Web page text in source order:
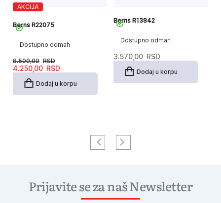
Dostupno odmah
AKCIJA
Berns R22075
8.500,00 RSD
Originalna
4.250,00 RSD
Trenutna
Dodaj u korpu
Dostupno odmah
Berns R13842
3.570,00 RSD
Dodaj u korpu
Prijavite se za naš Newsletter